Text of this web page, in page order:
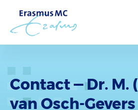
Contact — Dr. M.
van Osch-Gevers